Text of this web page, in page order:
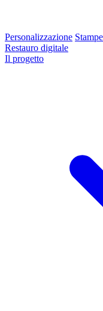
Personalizzazione
Restauro digitale
Il progetto